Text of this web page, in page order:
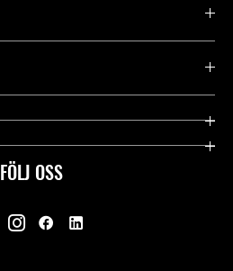
FÖLJ OSS